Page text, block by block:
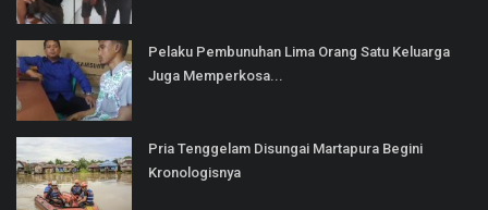
Pelaku Pembunuhan Lima Orang Satu Keluarga
Juga Memperkosa...
Pria Tenggelam Disungai Martapura Begini
Kronologisnya